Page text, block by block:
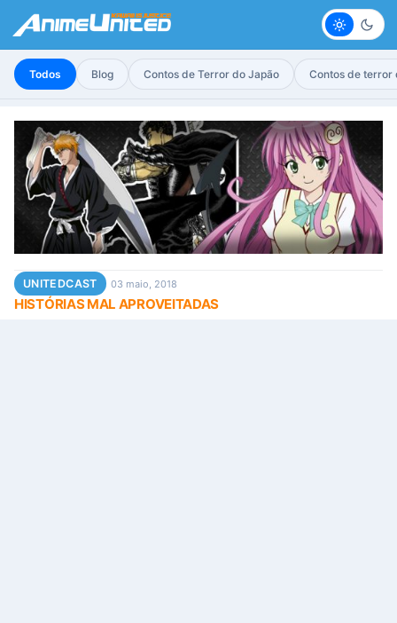
Claro
Todos Blog Contos de Terror do Japão Contos de terror
UNITEDCAST 03 maio, 2018
HISTÓRIAS MAL APROVEITADAS